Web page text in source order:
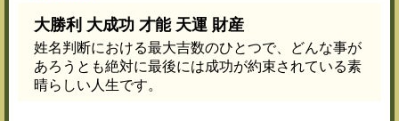
大勝利 大成功 才能 天運 財産
姓名判断における最大吉数のひとつで、どんな事が
あろうとも絶対に最後には成功が約束されている素
晴らしい人生です。